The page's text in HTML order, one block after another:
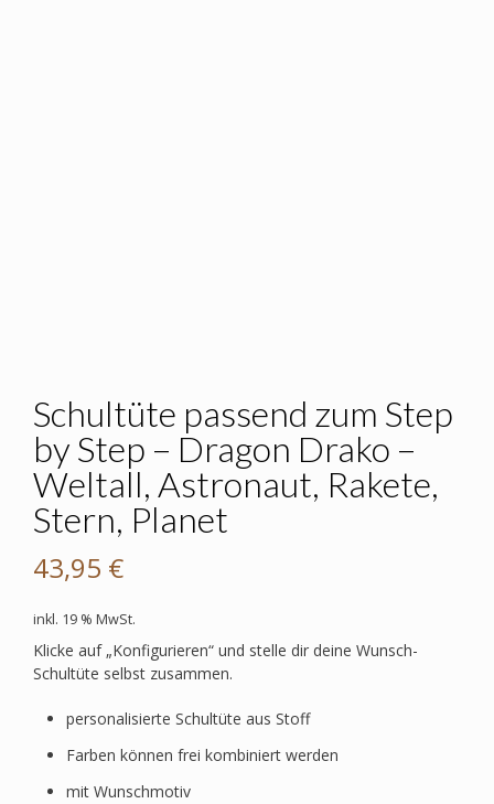
Schultüte passend zum Step
by Step – Dragon Drako –
Weltall, Astronaut, Rakete,
Stern, Planet
43,95 €
inkl. 19 % MwSt.
Klicke auf „Konfigurieren“ und stelle dir deine Wunsch-
Schultüte selbst zusammen.
personalisierte Schultüte aus Stoff
Farben können frei kombiniert werden
mit Wunschmotiv